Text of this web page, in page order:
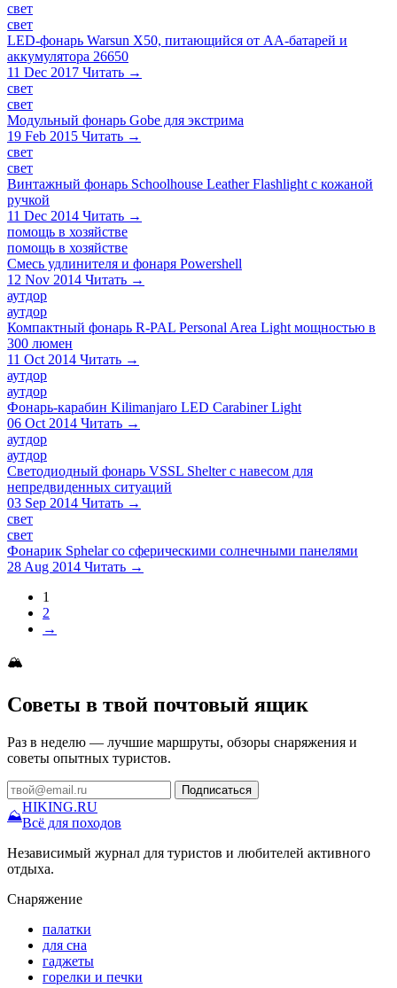
свет
свет
LED-фонарь Warsun X50, питающийся от АА-батарей и
аккумулятора 26650
11 Dec 2017 Читать →
свет
свет
Модульный фонарь Gobe для экстрима
19 Feb 2015 Читать →
свет
свет
Винтажный фонарь Schoolhouse Leather Flashlight с кожаной
ручкой
11 Dec 2014 Читать →
помощь в хозяйстве
помощь в хозяйстве
Смесь удлинителя и фонаря Powershell
12 Nov 2014 Читать →
аутдор
аутдор
Компактный фонарь R-PAL Personal Area Light мощностью в
300 люмен
11 Oct 2014 Читать →
аутдор
аутдор
Фонарь-карабин Kilimanjaro LED Carabiner Light
06 Oct 2014 Читать →
аутдор
аутдор
Светодиодный фонарь VSSL Shelter с навесом для
непредвиденных ситуаций
03 Sep 2014 Читать →
свет
свет
Фонарик Sphelar со сферическими солнечными панелями
28 Aug 2014 Читать →
1
2
→
🏔
Советы в твой почтовый ящик
Раз в неделю — лучшие маршруты, обзоры снаряжения и
советы опытных туристов.
Подписаться
⛰
HIKING.RU
Всё для походов
Независимый журнал для туристов и любителей активного
отдыха.
Снаряжение
палатки
для сна
гаджеты
горелки и печки